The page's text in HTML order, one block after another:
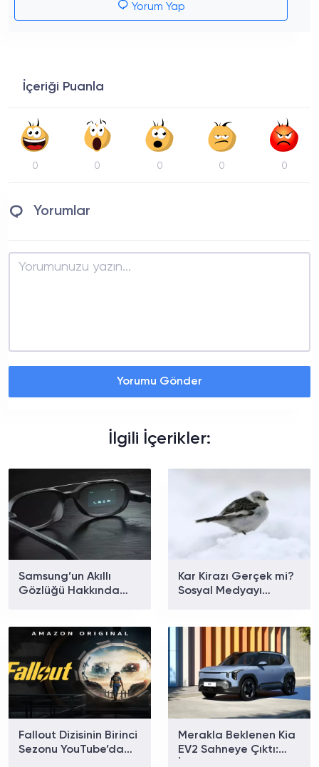
Yorum Yap
İçeriği Puanla
0 0 0 0 0
Yorumlar
Yorumu Gönder
İlgili İçerikler:
Samsung’un Akıllı
Gözlüğü Hakkında
Kar Kirazı Gerçek mi?
Sosyal Medyayı
Bilinmeyenler
Fallout Dizisinin Birinci
Sezonu YouTube’da
Merakla Beklenen Kia
EV2 Sahneye Çıktı: